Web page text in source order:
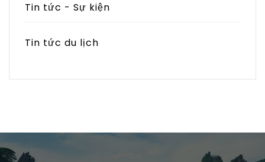
Tin tức - Sự kiện
Tin tức du lịch